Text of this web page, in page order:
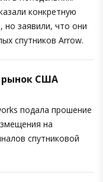
конкретную
но заявили, что они
спутников Arrow.
рынок США
подала прошение
на
спутниковой